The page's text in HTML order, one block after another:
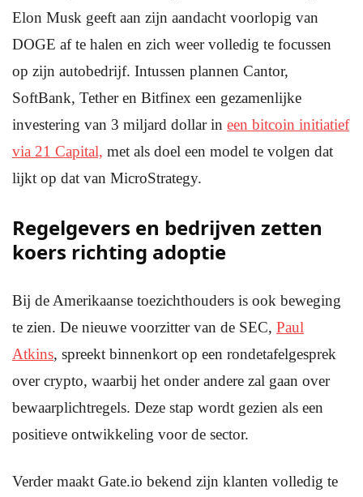
Elon Musk geeft aan zijn aandacht voorlopig van
DOGE af te halen en zich weer volledig te focussen
op zijn autobedrijf. Intussen plannen Cantor,
SoftBank, Tether en Bitfinex een gezamenlijke
investering van 3 miljard dollar in een bitcoin initiatief
via 21 Capital, met als doel een model te volgen dat
lijkt op dat van MicroStrategy.
Regelgevers en bedrijven zetten
koers richting adoptie
Bij de Amerikaanse toezichthouders is ook beweging
te zien. De nieuwe voorzitter van de SEC, Paul
Atkins, spreekt binnenkort op een rondetafelgesprek
over crypto, waarbij het onder andere zal gaan over
bewaarplichtregels. Deze stap wordt gezien als een
positieve ontwikkeling voor de sector.
Verder maakt Gate.io bekend zijn klanten volledig te